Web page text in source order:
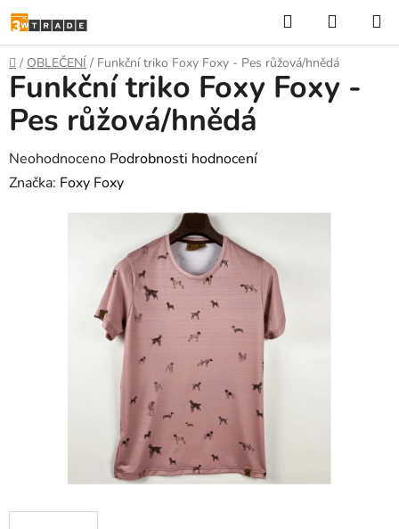
Přejít
na
obsah
Hledat
KOŠÍK
Domů
/ OBLEČENÍ / Funkční triko Foxy Foxy - Pes růžová/hnědá
Funkční triko Foxy Foxy -
Pes růžová/hnědá
Průměrné
hodnocení
Neohodnoceno Podrobnosti hodnocení
Značka: Foxy Foxy